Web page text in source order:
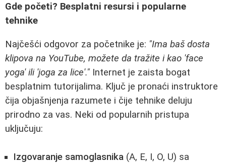
Gde početi? Besplatni resursi i popularne
tehnike
Najčešći odgovor za početnike je: "Ima baš dosta
klipova na YouTube, možete da tražite i kao 'face
yoga' ili 'joga za lice'." Internet je zaista bogat
besplatnim tutorijalima. Ključ je pronaći instruktore
čija objašnjenja razumete i čije tehnike deluju
prirodno za vas. Neki od popularnih pristupa
uključuju:
Izgovaranje samoglasnika (A, E, I, O, U) sa